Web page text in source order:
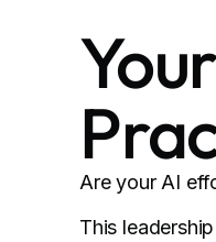
Are your AI
This